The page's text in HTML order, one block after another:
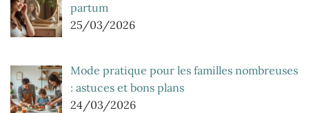
partum
25/03/2026
Mode pratique pour les familles nombreuses
: astuces et bons plans
24/03/2026